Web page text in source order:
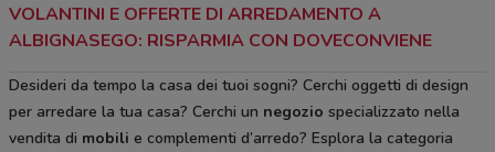
VOLANTINI E OFFERTE DI ARREDAMENTO A
ALBIGNASEGO: RISPARMIA CON DOVECONVIENE
Desideri da tempo la casa dei tuoi sogni? Cerchi oggetti di design
per arredare la tua casa? Cerchi un negozio specializzato nella
vendita di mobili e complementi d’arredo? Esplora la categoria